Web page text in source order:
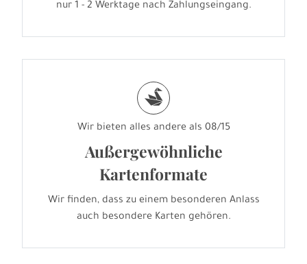
nur 1 - 2 Werktage nach Zahlungseingang.
s
Wir bieten alles andere als 08/15
Außergewöhnliche
Kartenformate
Wir finden, dass zu einem besonderen Anlass
auch besondere Karten gehören.